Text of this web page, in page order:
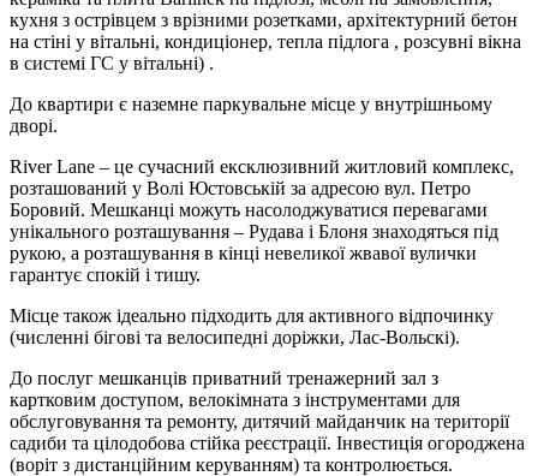
кухня з острівцем з врізними розетками, архітектурний бетон
на стіні у вітальні, кондиціонер, тепла підлога , розсувні вікна
в системі ГС у вітальні) .
До квартири є наземне паркувальне місце у внутрішньому
дворі.
River Lane – це сучасний ексклюзивний житловий комплекс,
розташований у Волі Юстовській за адресою вул. Петро
Боровий. Мешканці можуть насолоджуватися перевагами
унікального розташування – Рудава і Блоня знаходяться під
рукою, а розташування в кінці невеликої жвавої вулички
гарантує спокій і тишу.
Місце також ідеально підходить для активного відпочинку
(численні бігові та велосипедні доріжки, Лас-Вольскі).
До послуг мешканців приватний тренажерний зал з
картковим доступом, велокімната з інструментами для
обслуговування та ремонту, дитячий майданчик на території
садиби та цілодобова стійка реєстрації. Інвестиція огороджена
(воріт з дистанційним керуванням) та контролюється.